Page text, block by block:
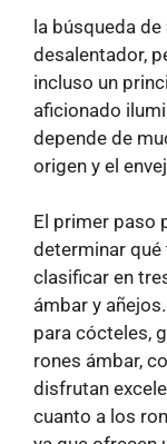
la búsqueda de
desalentador,
incluso un
aficionado
depende de
origen y el
El primer paso
determinar qué
clasificar en
ámbar y
para cócteles,
rones ámbar,
disfrutan
cuanto a los